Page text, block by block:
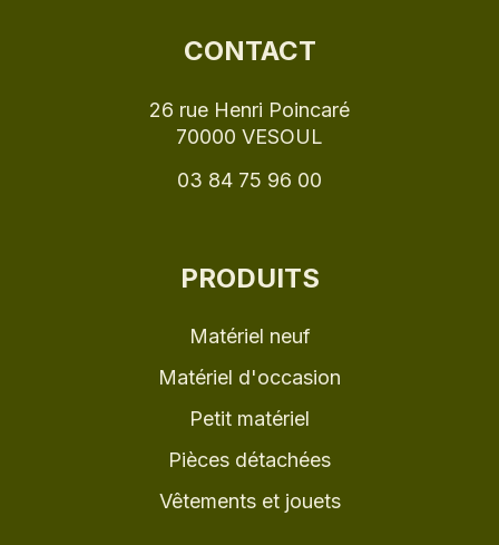
CONTACT
26 rue Henri Poincaré
70000 VESOUL
03 84 75 96 00
PRODUITS
Matériel neuf
Matériel d'occasion
Petit matériel
Pièces détachées
Vêtements et jouets